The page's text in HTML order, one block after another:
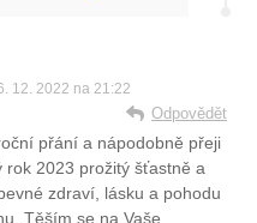
12. 2022 na 21:22
Odpovědět
přání a nápodobně přeji
rok 2023 prožitý šťastně a
zdraví, lásku a pohodu
Těším se na Vaše